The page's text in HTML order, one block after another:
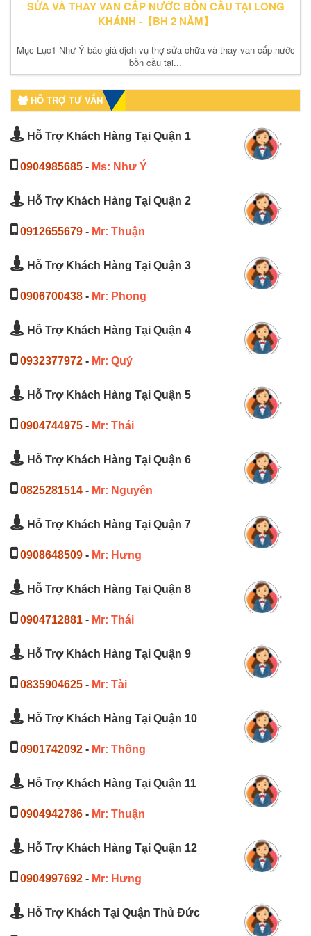
SỬA VÀ THAY VAN CẤP NƯỚC BỒN CẦU TẠI LONG
KHÁNH -【BH 2 NĂM】
Mục Lục1 Như Ý báo giá dịch vụ thợ sửa chữa và thay van cấp nước
bồn cầu tại...
HỖ TRỢ TƯ VẤN
Hỗ Trợ Khách Hàng Tại Quận 1
0904985685 - Ms: Như Ý
Hỗ Trợ Khách Hàng Tại Quận 2
0912655679 - Mr: Thuận
Hỗ Trợ Khách Hàng Tại Quận 3
0906700438 - Mr: Phong
Hỗ Trợ Khách Hàng Tại Quận 4
0932377972 - Mr: Quý
Hỗ Trợ Khách Hàng Tại Quận 5
0904744975 - Mr: Thái
Hỗ Trợ Khách Hàng Tại Quận 6
0825281514 - Mr: Nguyên
Hỗ Trợ Khách Hàng Tại Quận 7
0908648509 - Mr: Hưng
Hỗ Trợ Khách Hàng Tại Quận 8
0904712881 - Mr: Thái
Hỗ Trợ Khách Hàng Tại Quận 9
0835904625 - Mr: Tài
Hỗ Trợ Khách Hàng Tại Quận 10
0901742092 - Mr: Thông
Hỗ Trợ Khách Hàng Tại Quận 11
0904942786 - Mr: Thuận
Hỗ Trợ Khách Hàng Tại Quận 12
0904997692 - Mr: Hưng
Hỗ Trợ Khách Tại Quận Thủ Đức